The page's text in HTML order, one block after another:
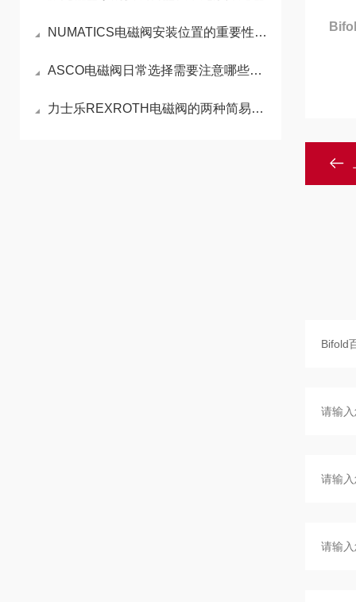
NUMATICS电磁阀安装位置的重要性不言而喻！
ASCO电磁阀日常选择需要注意哪些，你知道吗?
力士乐REXROTH电磁阀的两种简易维修方法和保养准则